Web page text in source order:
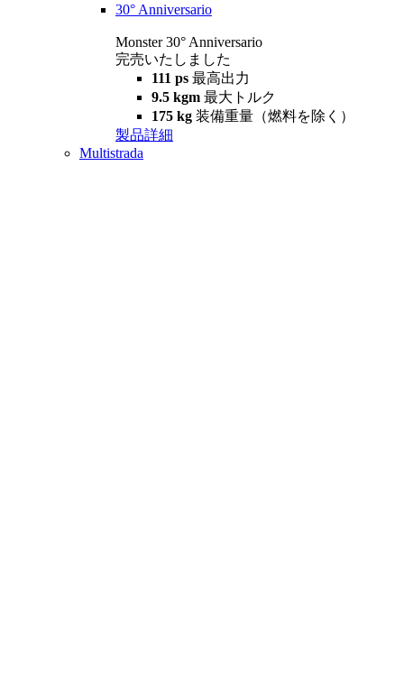
30° Anniversario
Monster 30° Anniversario
完売いたしました
111 ps 最高出力
9.5 kgm 最大トルク
175 kg 装備重量（燃料を除く）
製品詳細
Multistrada